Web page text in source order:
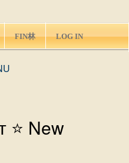
FIN林 LOG IN
⭐ New